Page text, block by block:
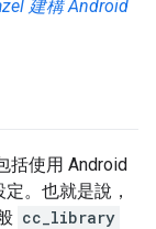
建構 Android
括使用 Android
。也就是說，
cc_library